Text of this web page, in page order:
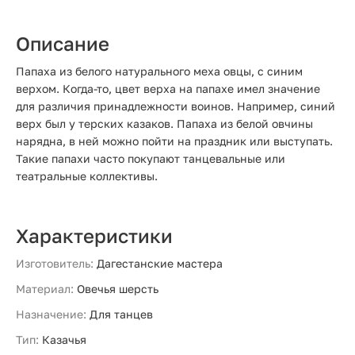
Описание
Папаха из белого натурального меха овцы, с синим
верхом. Когда-то, цвет верха на папахе имел значение
для различия принадлежности воинов. Например, синий
верх был у терских казаков. Папаха из белой овчины
нарядна, в ней можно пойти на праздник или выступать.
Такие папахи часто покупают танцевальные или
театральные коллективы.
Характеристики
Изготовитель: Дагестанские мастера
Материал: Овечья шерсть
Назначение: Для танцев
Тип: Казачья